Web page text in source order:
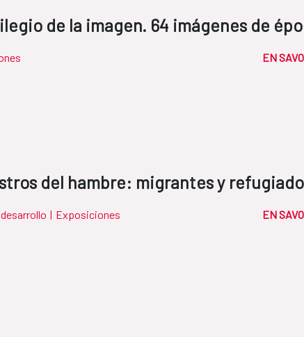
de la imagen. 64 imágenes de
EN
del hambre: migrantes y
| Exposiciones EN